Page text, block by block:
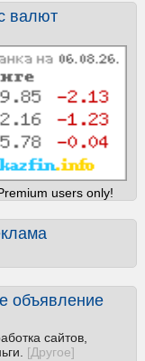
валют
users only!
объявление
сайтов,
[Другое]